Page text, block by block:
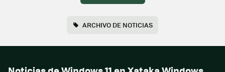
ARCHIVO DE NOTICIAS